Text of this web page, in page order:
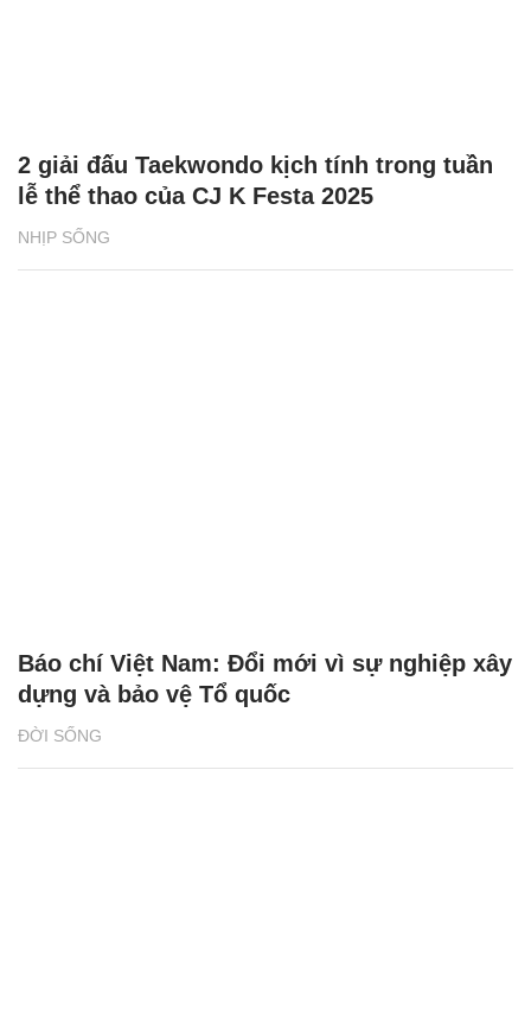
NHỊP SỐNG
2 giải đấu Taekwondo kịch tính trong tuần
lễ thể thao của CJ K Festa 2025
ĐỜI SỐNG
Báo chí Việt Nam: Đổi mới vì sự nghiệp xây
dựng và bảo vệ Tổ quốc